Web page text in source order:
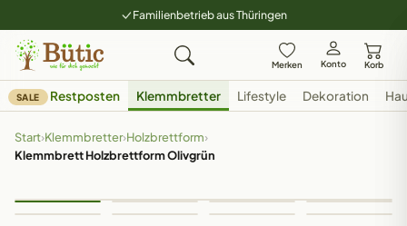
Familienbetrieb aus Thüringen
Merken Konto Korb
SALE Restposten Klemmbretter Lifestyle Dekoration
Start›Klemmbretter›Holzbrettform›
Klemmbrett Holzbrettform Olivgrün